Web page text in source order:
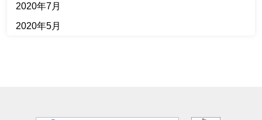
2020年7月
2020年5月